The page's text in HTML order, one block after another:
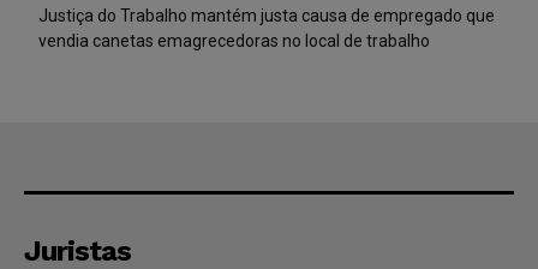
Justiça do Trabalho mantém justa causa de empregado que
vendia canetas emagrecedoras no local de trabalho
Juristas